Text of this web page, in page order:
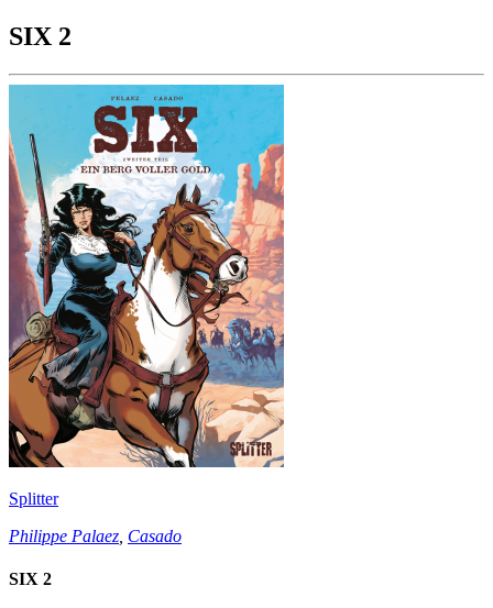
SIX 2
Splitter
Philippe Palaez Casado
SIX 2